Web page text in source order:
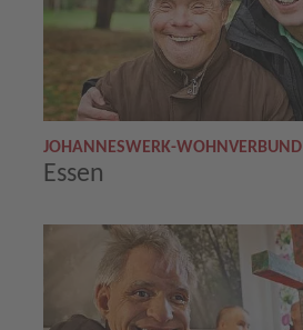
JOHANNESWERK-WOHNVERBUND
Essen